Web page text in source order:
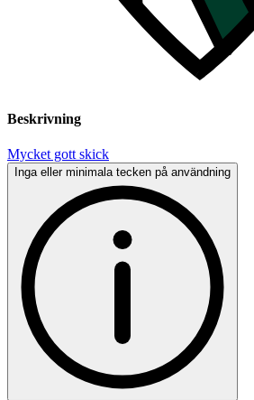
Beskrivning
Mycket gott skick
Inga eller minimala tecken på användning